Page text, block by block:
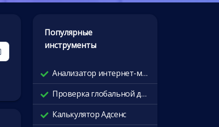
Популярные
инструменты
Анализатор интернет-маршрутов
Проверка глобальной доступности
Калькулятор Адсенс